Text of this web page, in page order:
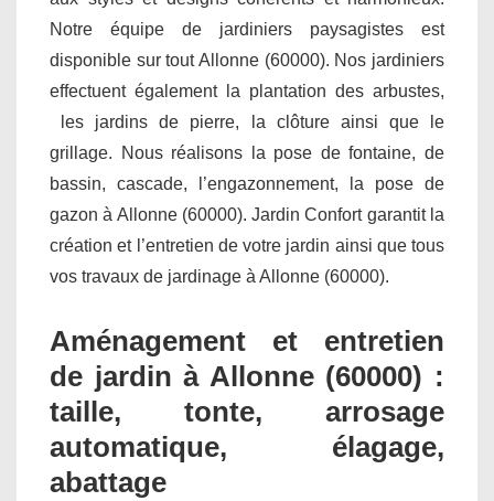
Notre équipe de jardiniers paysagistes est
disponible sur tout Allonne (60000). Nos jardiniers
effectuent également la plantation des arbustes,
les jardins de pierre, la clôture ainsi que le
grillage. Nous réalisons la pose de fontaine, de
bassin, cascade, l’engazonnement, la pose de
gazon à Allonne (60000). Jardin Confort garantit la
création et l’entretien de votre jardin ainsi que tous
vos travaux de jardinage à Allonne (60000).
Aménagement et entretien
de jardin à Allonne (60000) :
taille, tonte, arrosage
automatique, élagage,
abattage